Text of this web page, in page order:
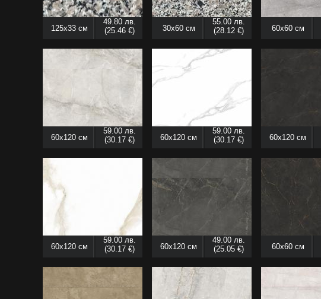
125x33 см
49.80 лв.
(25.46 €)
30x60 см
55.00 лв.
(28.12 €)
60x60 см
60x120 см
59.00 лв.
(30.17 €)
60x120 см
59.00 лв.
(30.17 €)
60x120 см
60x120 см
59.00 лв.
(30.17 €)
60x120 см
49.00 лв.
(25.05 €)
60x60 см